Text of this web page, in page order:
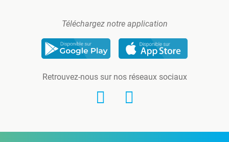
Téléchargez notre application
Retrouvez-nous sur nos réseaux sociaux